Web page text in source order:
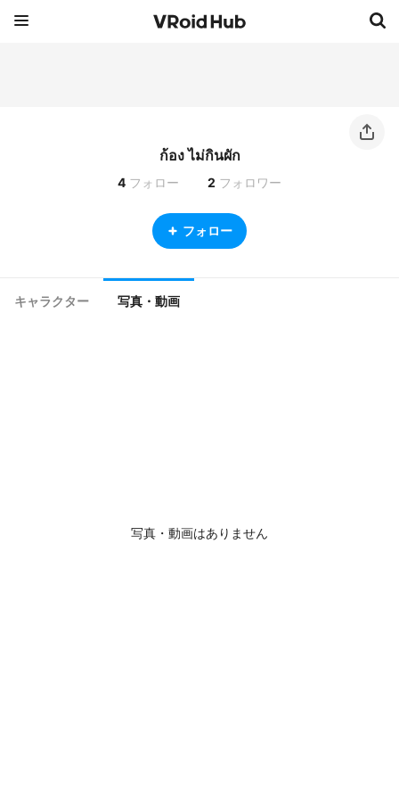
ก้อง ไม่กินผัก
4 フォロー 2 フォロワー
フォロー
キャラクター 写真・動画
写真・動画はありません